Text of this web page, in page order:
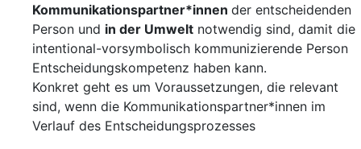
Kommunikationspartner*innen der entscheidenden
Person und in der Umwelt notwendig sind, damit die
intentional-vorsymbolisch kommunizierende Person
Entscheidungskompetenz haben kann.
Konkret geht es um Voraussetzungen, die relevant
sind, wenn die Kommunikationspartner*innen im
Verlauf des Entscheidungsprozesses